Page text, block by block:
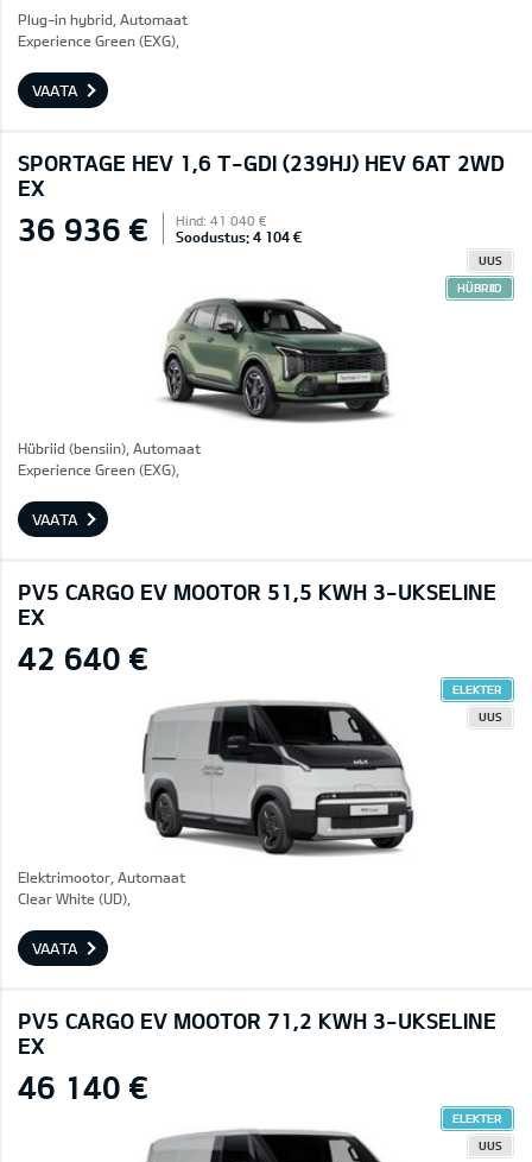
Plug-in hybrid, Automaat
Experience Green (EXG),
VAATA
SPORTAGE HEV 1,6 T-GDI (239HJ) HEV 6AT 2WD
EX
36 936 € Hind: 41 040 €
Soodustus: 4 104 €
UUS
HÜBRIID
Hübriid (bensiin), Automaat
Experience Green (EXG),
VAATA
PV5 CARGO EV MOOTOR 51,5 KWH 3-UKSELINE
EX
42 640 €
ELEKTER
UUS
Elektrimootor, Automaat
Clear White (UD),
VAATA
PV5 CARGO EV MOOTOR 71,2 KWH 3-UKSELINE
EX
46 140 €
ELEKTER
UUS